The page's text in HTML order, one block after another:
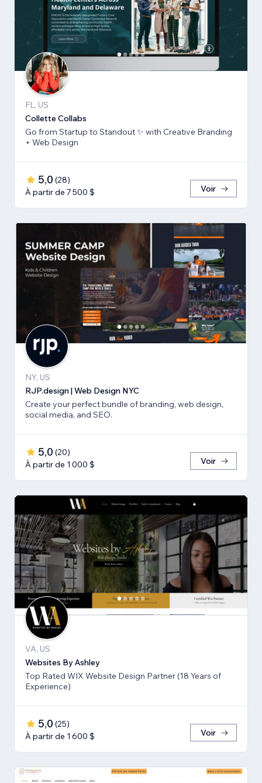
FL, US
Collette Collabs
Go from Startup to Standout ✨ with Creative Branding
+ Web Design
5,0 (28)
À partir de 7 500 $
Voir
NY, US
RJP.design | Web Design NYC
Create your perfect bundle of branding, web design,
social media, and SEO.
5,0 (20)
À partir de 1 000 $
Voir
VA, US
Websites By Ashley
Top Rated WIX Website Design Partner (18 Years of
Experience)
5,0 (25)
À partir de 1 600 $
Voir